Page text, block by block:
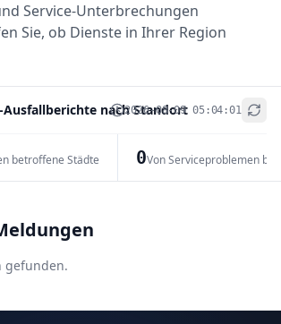
Service-Unterbrechungen
Sie, ob Dienste in Ihrer Region
Ausfallberichte nach Standort
2026-08-09 05:04:01
betroffene Städte 0Von Serviceproblemen
+
gefunden.